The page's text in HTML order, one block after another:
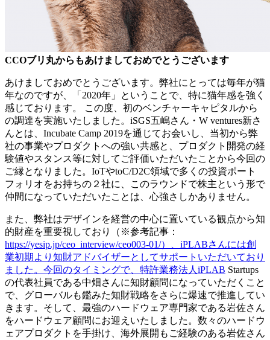
CCOブリ丸からもあけましておめでとうございます
あけましておめでとうございます。弊社にとっては毎年が猫
年なのですが、「2020年」ということで、特に猫年感を強く
感じております。 この度、初のベンチャーキャピタルから
の調達を実施いたしました。iSGS五嶋さん・W ventures新さ
んとは、Incubate Camp 2019を通じてお会いし、当初から弊
社の事業やプロダクトへの強い共感と、プロダクト開発の経
験値やスタンス等に対してご評価いただいたことから今回の
ご縁となりました。IoTやtoC/D2C領域で多くの投資ポート
フォリオをお持ちの２社に、このラウンドで株主という形で
仲間になっていただいたことは、心強さしかありません。
また、弊社はデザインを経営の中心に置いている観点から知
的財産を重要視しており（※参考記事：
https://yesip.jp/ceo_interview/ceo003-01/）、iPLABさんには創
業初期より知財アドバイザーとしてサポートいただいており
ました。今回のタイミングで、特許業務法人iPLAB Startups
の代表社員である中畑さんに知財顧問になっていただくこと
で、グローバルも鑑みた知財戦略をさらに爆速で推進してい
きます。そして、最強のハードウェア専門家である岩佐さん
をハードウェア顧問にお迎えいたしました。数々のハードウ
ェアプロダクトを手掛け、海外展開もご経験のある岩佐さん